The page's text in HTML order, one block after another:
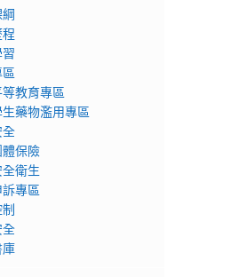
教育專區
藥物濫用專區
全
保險
衛生
專區
庫